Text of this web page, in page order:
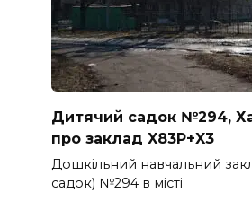
Дитячий садок №294,
про заклад X83P+X3
Дошкільний навчальний
садок) №294 в місті